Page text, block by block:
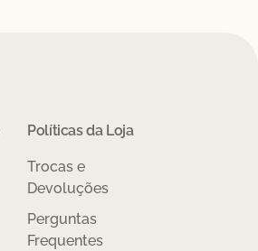
Políticas da Loja
Trocas e
Devoluções
Perguntas
Frequentes